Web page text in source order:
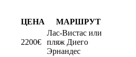
ЦЕНА МАРШРУТ
2200€
Лас-Вистас или
пляж Диего
Эрнандес